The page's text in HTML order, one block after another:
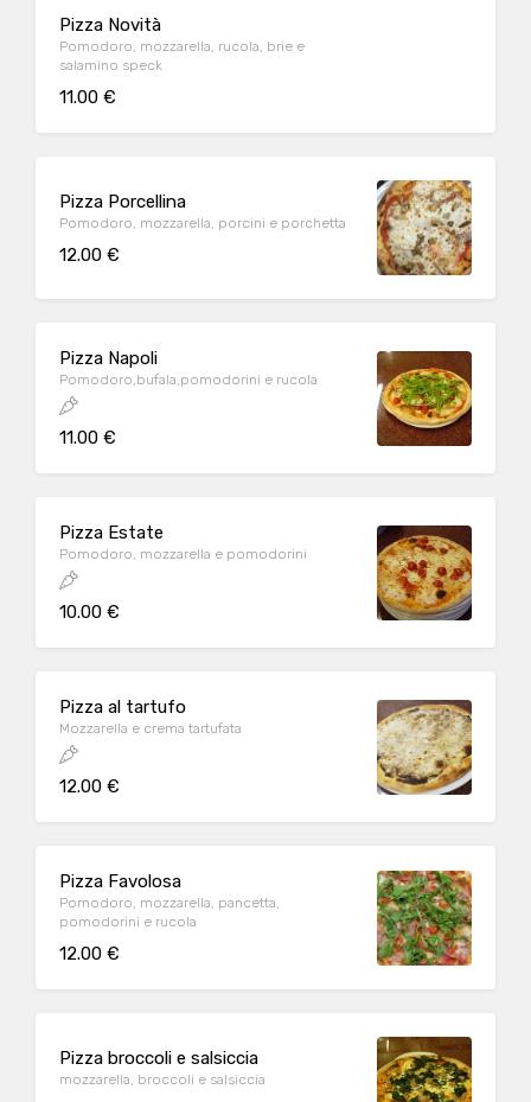
Pizza Novità
Pomodoro, mozzarella, rucola, brie e
salamino speck
11.00 €
Pizza Porcellina
Pomodoro, mozzarella, porcini e porchetta
12.00 €
Pizza Napoli
Pomodoro,bufala,pomodorini e rucola
11.00 €
Pizza Estate
Pomodoro, mozzarella e pomodorini
10.00 €
Pizza al tartufo
Mozzarella e crema tartufata
12.00 €
Pizza Favolosa
Pomodoro, mozzarella, pancetta,
pomodorini e rucola
12.00 €
Pizza broccoli e salsiccia
mozzarella, broccoli e salsiccia